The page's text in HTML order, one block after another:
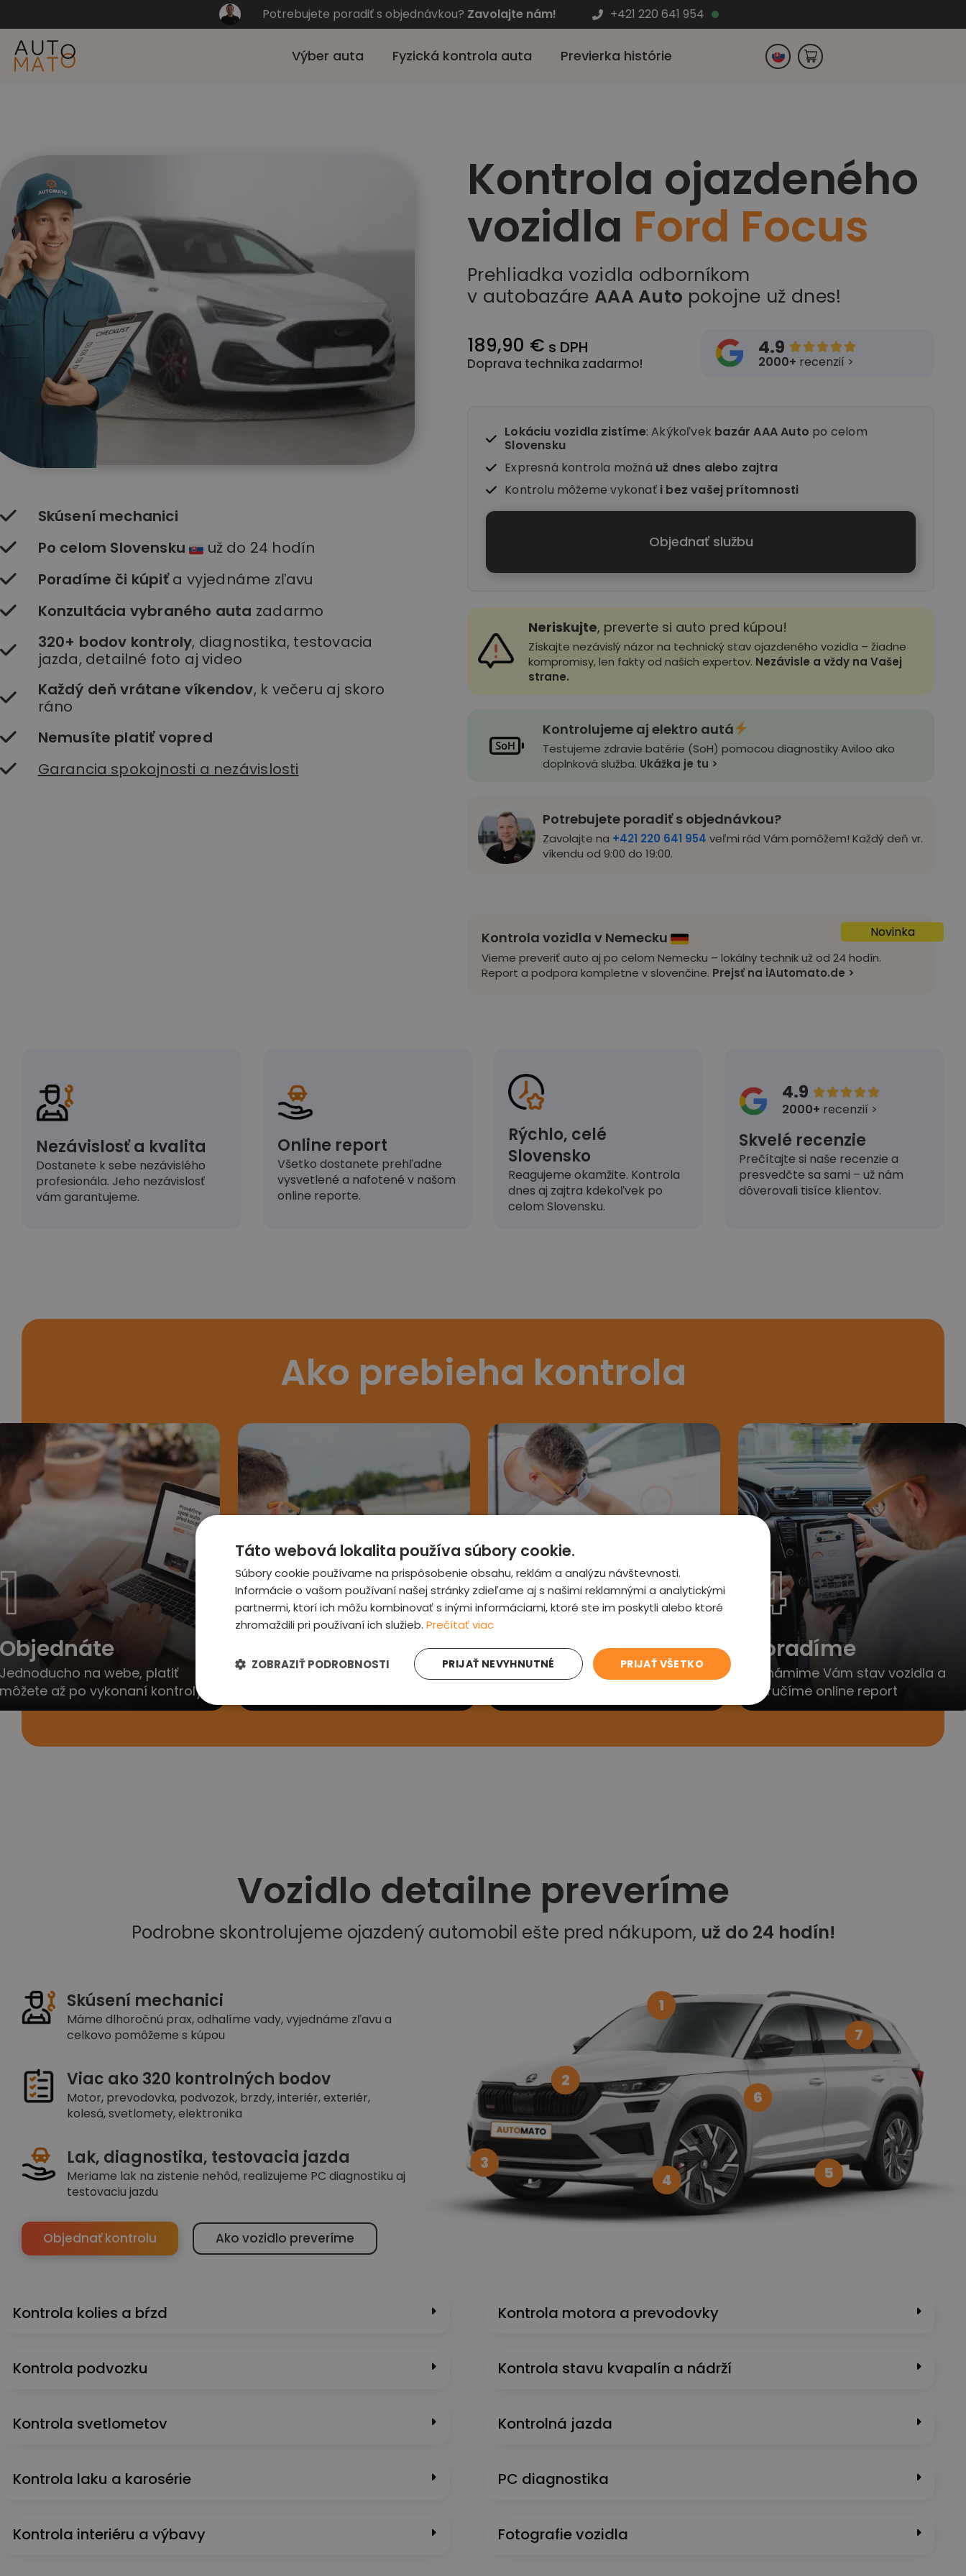
Potrebujete poradiť s objednávkou? Zavolajte nám! +421 220 641 954
Výber auta Fyzická kontrola auta Previerka histórie
Nemecko
Skúsení mechanici
Po celom Slovensku
už do 24 hodín
Poradíme či kúpiťa vyjednáme zľavu
Konzultácia vybraného auta zadarmo
320+ bodov kontroly, diagnostika, testovacia
jazda, detailné foto aj video
Každý deň vrátane víkendov, k večeru aj skoro
ráno
Nemusíte platiť vopred
Garancia spokojnosti a nezávislosti
Kontrola ojazdeného
vozidla Ford Focus
Prehliadka vozidla odborníkom
v autobazáre AAA Auto pokojne už dnes!
189,90 € s DPH
Doprava technika zadarmo!
4.9 
2000+ recenzií >
Lokáciu vozidla zistíme: Akýkoľvek bazár AAA Auto po celom
Slovensku
Expresná kontrola možná už dnes alebo zajtra
Kontrolu môžeme vykonať i bez vašej prítomnosti
Objednať službu
Neriskujte, preverte si auto pred kúpou!
Získajte nezávislý názor na technický stav ojazdeného vozidla – žiadne
kompromisy, len fakty od našich expertov. Nezávisle a vždy na Vašej
strane.
Kontrolujeme aj elektro autá
Testujeme zdravie batérie (SoH) pomocou diagnostiky Aviloo ako
doplnková služba. Ukážka je tu >
Potrebujete poradiť s objednávkou?
Zavolajte na +421 220 641 954 veľmi rád Vám pomôžem! Každý deň vr.
víkendu od 9:00 do 19:00.
Novinka
Kontrola vozidla v Nemecku
Vieme preveriť auto aj po celom Nemecku – lokálny technik už od 24 hodín.
Report a podpora kompletne v slovenčine. Prejsť na iAutomato.de >
Nezávislosť a kvalita
Dostanete k sebe nezávislého
profesionála. Jeho nezávislosť
vám garantujeme.
Online report
Všetko dostanete prehľadne
vysvetlené a nafotené v našom
online reporte.
Rýchlo, celé
Slovensko
Reagujeme okamžite. Kontrola
dnes aj zajtra kdekoľvek po
celom Slovensku.
4.9 
2000+ recenzií >
Skvelé recenzie
Prečítajte si naše recenzie a
presvedčte sa sami – už nám
dôverovali tisíce klientov.
Ako prebieha kontrola
1
Objednáte
Jednoducho na webe, platiť
môžete až po vykonaní kontroly
2
Ozveme sa Vám
Obratom Vás kontaktujeme a
3
Preveríme auto
Prehliadneme auto, vyjednáme
4
Poradíme
Oznámime Vám stav vozidla a
doručíme online report
Vozidlo detailne preveríme
Podrobne skontrolujeme ojazdený automobil ešte pred nákupom, už do 24 hodín!
Skúsení mechanici
Máme dlhoročnú prax, odhalíme vady, vyjednáme zľavu a
celkovo pomôžeme s kúpou
Viac ako 320 kontrolných bodov
Motor, prevodovka, podvozok, brzdy, interiér, exteriér,
kolesá, svetlomety, elektronika
Lak, diagnostika, testovacia jazda
Meriame lak na zistenie nehôd, realizujeme PC diagnostiku aj
testovaciu jazdu
Objednať kontrolu Ako vozidlo preveríme
1
2
3
4
5
6
7
Kontrola kolies a bŕzd
Kontrola podvozku
Kontrola svetlometov
Kontrola laku a karosérie
Kontrola interiéru a výbavy
Kontrola motora a prevodovky
Kontrola stavu kvapalín a nádrží
Kontrolná jazda
PC diagnostika
Fotografie vozidla
Táto webová lokalita používa súbory cookie.
Súbory cookie používame na prispôsobenie obsahu, reklám a analýzu návštevnosti.
Informácie o vašom používaní našej stránky zdieľame aj s našimi reklamnými a analytickými
partnermi, ktorí ich môžu kombinovať s inými informáciami, ktoré ste im poskytli alebo ktoré
zhromaždili pri používaní ich služieb. Prečítať viac
PRIJAŤ VŠETKO
PRIJAŤ NEVYHNUTNÉ
ZOBRAZIŤ PODROBNOSTI